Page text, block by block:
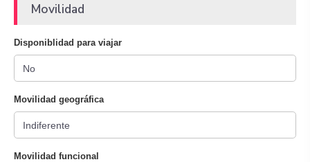
Movilidad
Disponiblidad para viajar
Movilidad geográfica
Movilidad funcional